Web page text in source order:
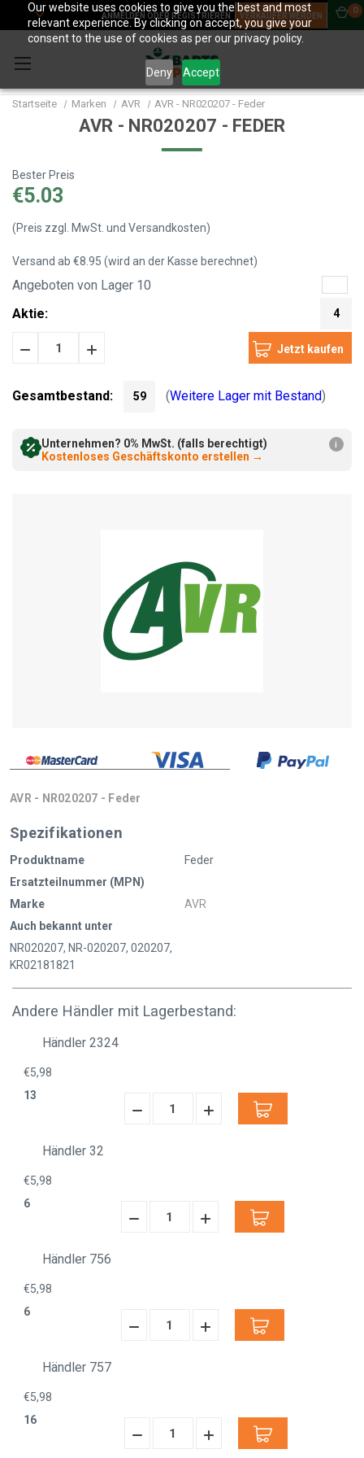
Our website uses cookies to give you the best and most
relevant experience. By clicking on accept, you give your
consent to the use of cookies as per our privacy policy.
Deny Accept
ANMELDEN ODER REGISTRIEREN VERKÄUFER WERDEN
0
Startseite Marken AVR AVR - NR020207 - Feder
AVR - NR020207 - FEDER
Bester Preis
€5.03
(Preis zzgl. MwSt. und Versandkosten)
Versand ab €8.95 (wird an der Kasse berechnet)
Angeboten von Lager 10
Aktie:
4
Menge Menge
Gesamtbestand: 59 (Weitere Lager mit Bestand)
Unternehmen? 0% MwSt. (falls berechtigt)
Kostenloses Geschäftskonto erstellen →
i
AVR - NR020207 - Feder
Spezifikationen
Produktname
Feder
Ersatzteilnummer (MPN)
Marke
AVR
Auch bekannt unter
NR020207, NR-020207, 020207,
KR02181821
Andere Händler mit Lagerbestand:
Händler 2324
€5,98
13
Menge
Menge
Händler 32
€5,98
6
Menge
Menge
Händler 756
€5,98
6
Menge
Menge
Händler 757
€5,98
16
Menge
Menge